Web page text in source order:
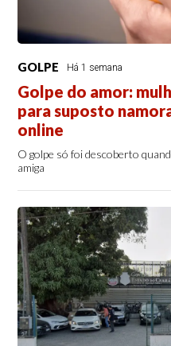
GOLPE Há 1 semana
Golpe do amor:
para suposto
online
O golpe só foi descoberto
amiga